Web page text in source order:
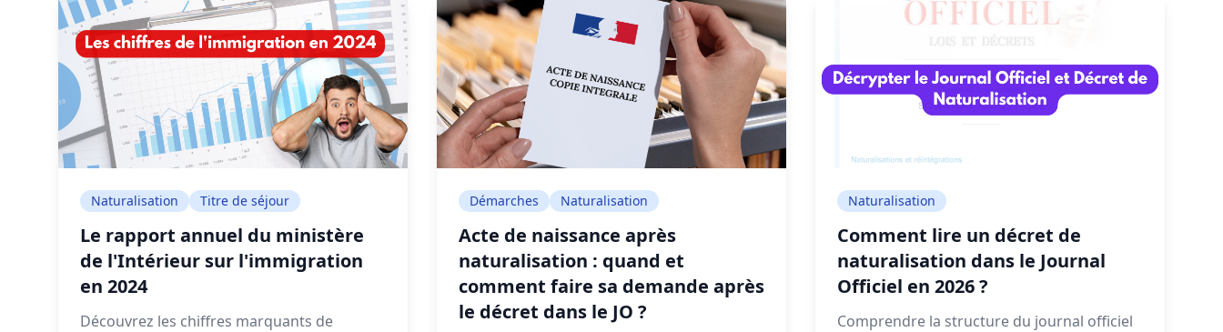
Naturalisation Titre de séjour
Le rapport annuel du ministère
de l'Intérieur sur l'immigration
en 2024
Découvrez les chiffres marquants de
Démarches Naturalisation
Acte de naissance après
naturalisation : quand et
comment faire sa demande après
le décret dans le JO ?
Naturalisation
Comment lire un décret de
naturalisation dans le Journal
Officiel en 2026 ?
Comprendre la structure du journal officiel